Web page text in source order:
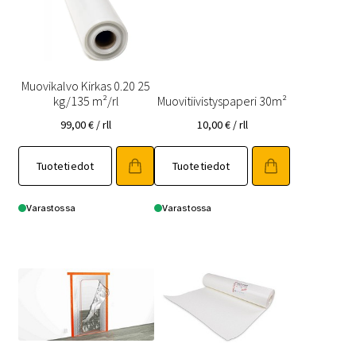
Muovikalvo Kirkas 0.20 25
kg/135 m²/rl
99,00€ / rll
Tuotetiedot
Varastossa
Muovitiivistyspaperi 30m²
10,00€ / rll
Tuotetiedot
Varastossa